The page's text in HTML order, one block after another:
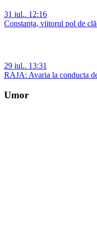
31 iul.. 12:16
Constanța, viitorul pol de
29 iul.. 13:31
RAJA: Avaria la conducta
Umor